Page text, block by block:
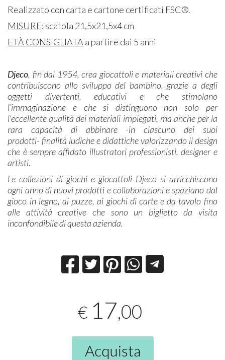
Realizzato con carta e cartone certificati FSC®.
MISURE: scatola 21,5x21,5x4 cm
ETÀ CONSIGLIATAa partire dai 5 anni
Djeco, fin dal 1954, crea giocattoli e materiali creativi che
contribuiscono allo sviluppo del bambino, grazie a degli
oggetti divertenti, educativi e che stimolano
l’immaginazione e che si distinguono non solo per
l'eccellente qualità dei materiali impiegati, ma anche per la
rara capacità di abbinare -in ciascuno dei suoi
prodotti- finalità ludiche e didattiche valorizzando il design
che è sempre affidato illustratori professionisti, designer e
artisti.
Le collezioni di giochi e giocattoli Djeco si arricchiscono
ogni anno di nuovi prodotti e collaborazioni e spaziano dal
gioco in legno, ai puzze, ai giochi di carte e da tavolo fino
alle attività creative che sono un biglietto da visita
inconfondibile di questa azienda.
€ 17,00
Acquista